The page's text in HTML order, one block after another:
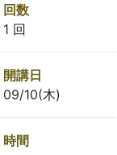
回数
1 回
開講日
09/10(木)
時間